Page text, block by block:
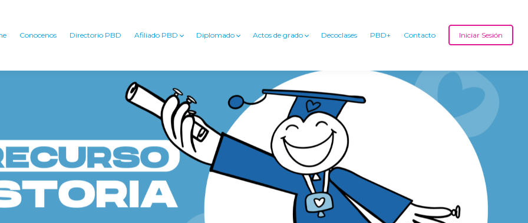
Conocenos Directorio PBD Afiliado PBD Diplomado Actos de grado Decoclases PBD+ Contacto Iniciar Sesión